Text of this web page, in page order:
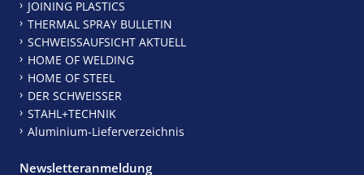
JOINING PLASTICS
THERMAL SPRAY BULLETIN
SCHWEISSAUFSICHT AKTUELL
HOME OF WELDING
HOME OF STEEL
DER SCHWEISSER
STAHL+TECHNIK
Aluminium-Lieferverzeichnis
Newsletteranmeldung